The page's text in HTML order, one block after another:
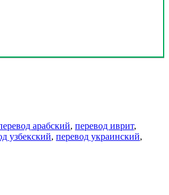
арабский, перевод иврит,
узбекский, перевод украинский,